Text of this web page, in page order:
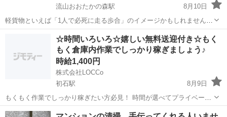
流山おおたかの森駅
8月10日
軽貨物といえば「1人で必死に走る歩合」のイメージかもしれません。
うち(株式会社ブースト)は逆。大手家具メーカー直案件で、家具配送に
特化しています。 【お仕事】 流山おおたかの森(つくばエクスプレス/
東武アーバンパーク...
流山おおたかの森駅 ドライバー 貨物
☆時間いろいろ☆嬉しい無料送迎付き☆もく
もく倉庫内作業でしっかり稼ぎましょう♪
時給1,400円
株式会社LOCCo
初石駅
8月9日
もくもく作業でしっかり稼ぎたい方必見！ 時間が選べてプライベート
も充実♪ 商品のピッキング・仕分け・棚入れ作業をお任せします♪ 【業
千葉 流山市 仕分け